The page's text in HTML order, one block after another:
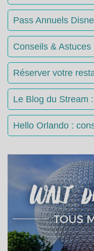
Pass Annuels
Conseils &
Réserver votre
Le Blog du Stream
Hello Orlando :